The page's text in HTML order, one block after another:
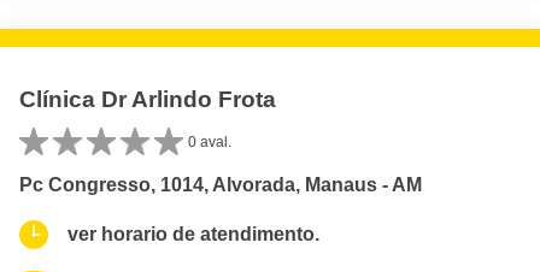
Clínica Dr Arlindo Frota
0 aval.
Pc Congresso, 1014, Alvorada, Manaus - AM
ver horario de atendimento.